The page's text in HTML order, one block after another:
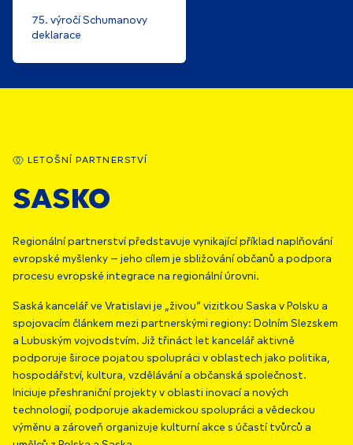
75. výročí Schumanovy
deklarace
Letošní partnerství
Sasko
Regionální partnerství představuje vynikající příklad naplňování
evropské myšlenky – jeho cílem je sbližování občanů a podpora
procesu evropské integrace na regionální úrovni.
Saská kancelář ve Vratislavi je „živou“ vizitkou Saska v Polsku a
spojovacím článkem mezi partnerskými regiony: Dolním Slezskem
a Lubuským vojvodstvím. Již třináct let kancelář aktivně
podporuje široce pojatou spolupráci v oblastech jako politika,
hospodářství, kultura, vzdělávání a občanská společnost.
Iniciuje přeshraniční projekty v oblasti inovací a nových
technologií, podporuje akademickou spolupráci a vědeckou
výměnu a zároveň organizuje kulturní akce s účastí tvůrců a